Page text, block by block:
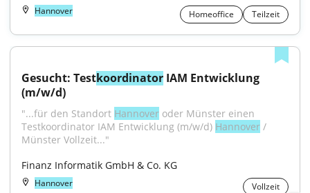
Hannover Homeoffice Teilzeit
Gesucht: Testkoordinator IAM Entwicklung
(m/w/d)
"...für den Standort Hannover oder Münster einen
Testkoordinator IAM Entwicklung (m/w/d) Hannover /
Münster Vollzeit..."
Finanz Informatik GmbH & Co. KG
Hannover Vollzeit